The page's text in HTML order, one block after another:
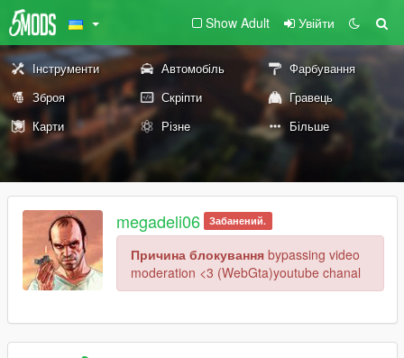
Show Adult Увійти
Інструменти Автомобіль
Фарбування
Зброя
Скріпти
Гравець
Карти
Різне Більше
megadeli06 Забанений.
Причина блокування bypassing video
moderation <3 (WebGta)youtube chanal